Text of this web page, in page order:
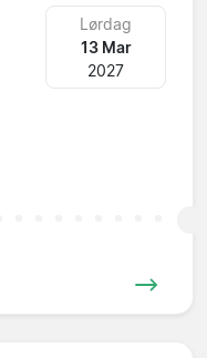
Lørdag
13 Mar
2027